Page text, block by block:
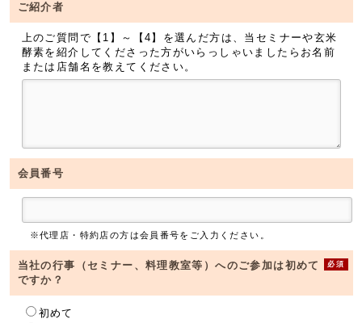
ご紹介者
上のご質問で【1】～【4】を選んだ方は、当セミナーや玄米
酵素を紹介してくださった方がいらっしゃいましたらお名前
または店舗名を教えてください。
会員番号
※代理店・特約店の方は会員番号をご入力ください。
当社の行事（セミナー、料理教室等）へのご参加は初めて
ですか？
必須
初めて